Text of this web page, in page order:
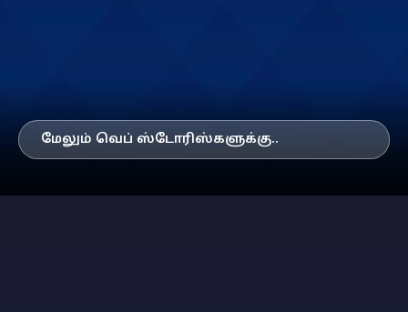
மேலும் வெப் ஸ்டோரிஸ்களுக்கு..